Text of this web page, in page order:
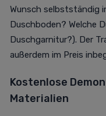
Wunsch selbstständig
Duschboden? Welche
Duschgarnitur?). Der
außerdem im Preis
Kostenlose
Materialien